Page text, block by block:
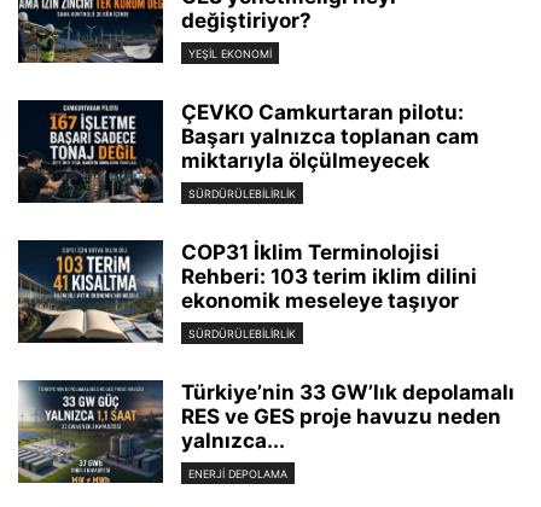
değiştiriyor?
YEŞIL EKONOMI
ÇEVKO Camkurtaran pilotu:
Başarı yalnızca toplanan cam
miktarıyla ölçülmeyecek
SÜRDÜRÜLEBILIRLIK
COP31 İklim Terminolojisi
Rehberi: 103 terim iklim dilini
ekonomik meseleye taşıyor
SÜRDÜRÜLEBILIRLIK
Türkiye’nin 33 GW’lık depolamalı
RES ve GES proje havuzu neden
yalnızca...
ENERJI DEPOLAMA